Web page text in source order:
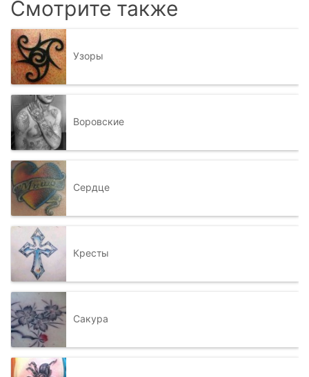
Смотрите также
Узоры
Воровские
Сердце
Кресты
Сакура